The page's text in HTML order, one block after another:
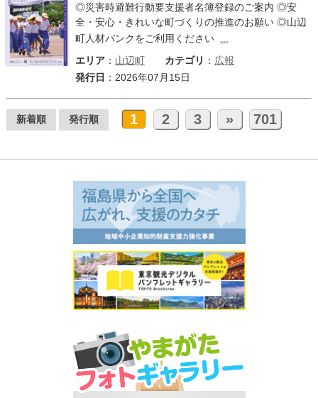
◎災害時避難行動要支援者名簿登録のご案内 ◎安
全・安心・きれいな町づくりの推進のお願い ◎山辺
町人材バンクをご利用ください
エリア： 山辺町 カテゴリ ： 広報
発行日 ：2026年07月15日
1 2 3 » 701